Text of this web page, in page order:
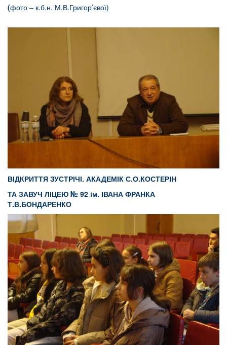
(фото – к.б.н. М.В.Григор’євої)
ВІДКРИТТЯ ЗУСТРІЧІ. АКАДЕМІК С.О.КОСТЕРІН
ТА ЗАВУЧ ЛІЦЕЮ № 92 ім. ІВАНА ФРАНКА
Т.В.БОНДАРЕНКО